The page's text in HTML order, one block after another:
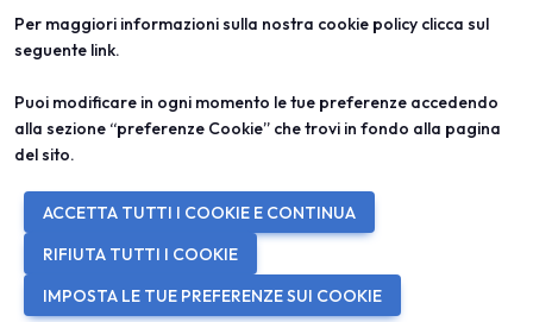
Per maggiori informazioni sulla nostra cookie policy clicca sul
seguente link.
Puoi modificare in ogni momento le tue preferenze accedendo
alla sezione “preferenze Cookie” che trovi in fondo alla pagina
del sito.
ACCETTA TUTTI I COOKIE E CONTINUA
RIFIUTA TUTTI I COOKIE
IMPOSTA LE TUE PREFERENZE SUI COOKIE
Diventa espositore
Info utili per esporre
PROGETTI
Progetti speciali
© 2026ITALIAN EXHIBITION GROUP SpA - Via Emilia 155, 47921 Rimini
(Italy) - Registro Imprese Rimini e C.F./P.I. 00139440408 - Cap. Soc.
52.214.897 i.v. -Copyright & disclaimer